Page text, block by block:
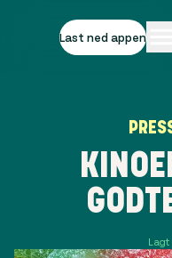
Last ned appen
Lagt